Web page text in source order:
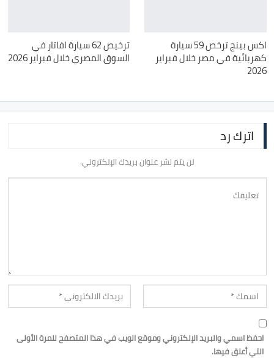
اكس بينج ترخص 59 سيارة
كهربائية في مصر خلال فبراير
2026
ترخيص 62 سيارة افاتار في
السوق المصري خلال فبراير 2026
اترك رد
لن يتم نشر عنوان بريدك الإلكتروني.
احفظ اسمي والبريد الإلكتروني وموقع الويب في هذا المتصفح للمرة الأولى
التي أعلق فيها.